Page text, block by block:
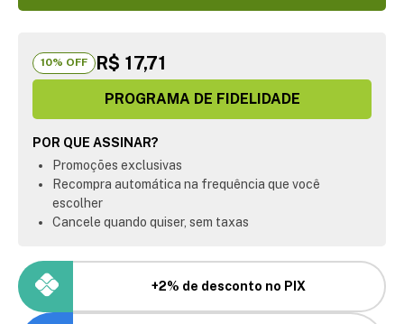
10% OFF R$ 17,71
PROGRAMA DE FIDELIDADE
POR QUE ASSINAR?
Promoções exclusivas
Recompra automática na frequência que você
escolher
Cancele quando quiser, sem taxas
+2% de desconto no PIX